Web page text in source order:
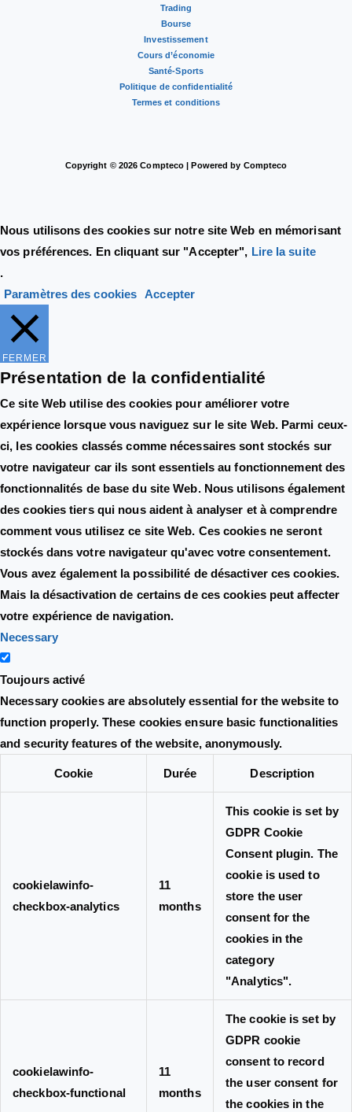
Trading
Bourse
Investissement
Cours d’économie
Santé-Sports
Politique de confidentialité
Termes et conditions
Copyright © 2026 Compteco | Powered by Compteco
Nous utilisons des cookies sur notre site Web en mémorisant
vos préférences. En cliquant sur "Accepter", Lire la suite
.
Paramètres des cookies
Accepter
FERMER
Présentation de la confidentialité
Ce site Web utilise des cookies pour améliorer votre
expérience lorsque vous naviguez sur le site Web. Parmi ceux-
ci, les cookies classés comme nécessaires sont stockés sur
votre navigateur car ils sont essentiels au fonctionnement des
fonctionnalités de base du site Web. Nous utilisons également
des cookies tiers qui nous aident à analyser et à comprendre
comment vous utilisez ce site Web. Ces cookies ne seront
stockés dans votre navigateur qu'avec votre consentement.
Vous avez également la possibilité de désactiver ces cookies.
Mais la désactivation de certains de ces cookies peut affecter
votre expérience de navigation.
Necessary
Toujours activé
Necessary cookies are absolutely essential for the website to
function properly. These cookies ensure basic functionalities
and security features of the website, anonymously.
Cookie Durée Description
cookielawinfo-
checkbox-analytics
11
months
This cookie is set by
GDPR Cookie
Consent plugin. The
cookie is used to
store the user
consent for the
cookies in the
category
"Analytics".
cookielawinfo-
checkbox-functional
11
months
The cookie is set by
GDPR cookie
consent to record
the user consent for
the cookies in the